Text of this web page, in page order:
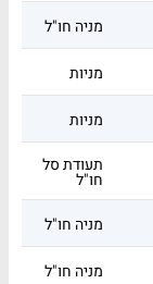
מניה חו"ל
מניות
מניות
תעודת סל
חו"ל
מניה חו"ל
מניה חו"ל